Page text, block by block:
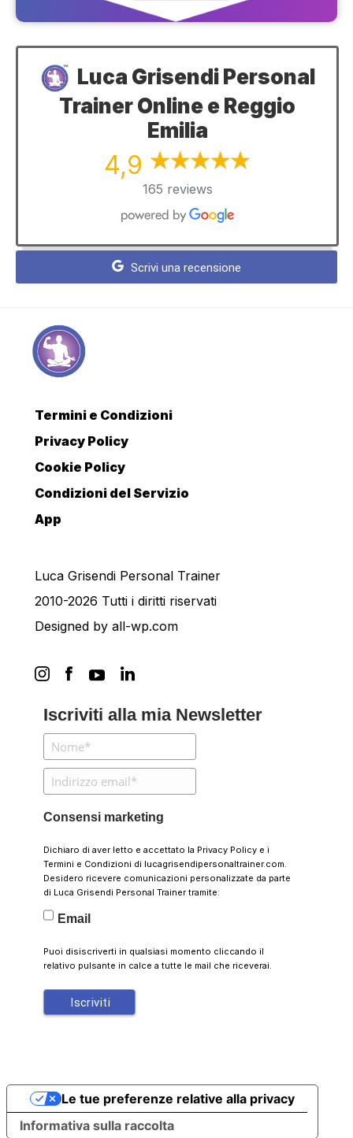
Luca Grisendi Personal
Trainer Online e Reggio
Emilia
4,9
165 reviews
Scrivi una recensione
Termini e Condizioni
Privacy Policy
Cookie Policy
Condizioni del Servizio
App
Luca Grisendi Personal Trainer
2010-2026 Tutti i diritti riservati
Designed by all-wp.com
Iscriviti alla mia Newsletter
Consensi marketing
Dichiaro di aver letto e accettato la Privacy Policye i
Termini e Condizioni di lucagrisendipersonaltrainer.com.
Desidero ricevere comunicazioni personalizzate da parte
di Luca Grisendi Personal Trainer tramite:
Email
Puoi disiscriverti in qualsiasi momento cliccando il
relativo pulsante in calce a tutte le mail che riceverai.
Informativa sulla raccolta
Le tue preferenze relative alla privacy